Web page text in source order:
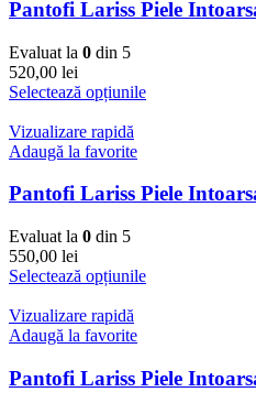
Pantofi Lariss Piele
Evaluat la 0 din 5
520,00 lei
Selectează opțiunile
Vizualizare rapidă
Adaugă la favorite
Pantofi Lariss Piele
Evaluat la 0 din 5
550,00 lei
Selectează opțiunile
Vizualizare rapidă
Adaugă la favorite
Pantofi Lariss Piele